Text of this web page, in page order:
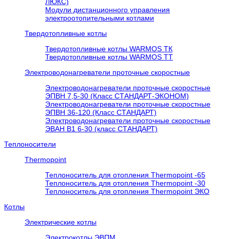
Модули дистанционного управления
электроотопительными котлами
Твердотопливные котлы
Твердотопливные котлы WARMOS TК
Твердотопливные котлы WARMOS TT
Электроводонагреватели проточные скоростные
Электроводонагреватели проточные скоростные
ЭПВН 7,5-30 (Класс СТАНДАРТ-ЭКОНОМ)
Электроводонагреватели проточные скоростные
ЭПВН 36-120 (Класс СТАНДАРТ)
Электроводонагреватели проточные скоростные
ЭВАН В1 6-30 (класс СТАНДАРТ)
Теплоносители
Thermopoint
Теплоноситель для отопления Thermopoint -65
Теплоноситель для отопления Thermopoint -30
Теплоноситель для отопления Thermopoint ЭКО
Котлы
Электрические котлы